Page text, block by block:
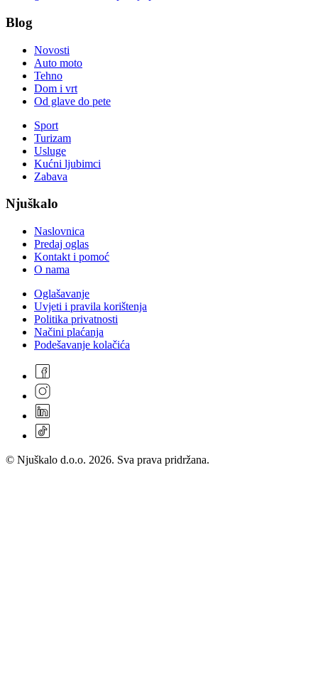
Blog
Novosti
Auto moto
Tehno
Dom i vrt
Od glave do pete
Sport
Turizam
Usluge
Kućni ljubimci
Zabava
Njuškalo
Naslovnica
Predaj oglas
Kontakt i pomoć
O nama
Oglašavanje
Uvjeti i pravila korištenja
Politika privatnosti
Načini plaćanja
Podešavanje kolačića
© Njuškalo d.o.o. 2026. Sva prava pridržana.